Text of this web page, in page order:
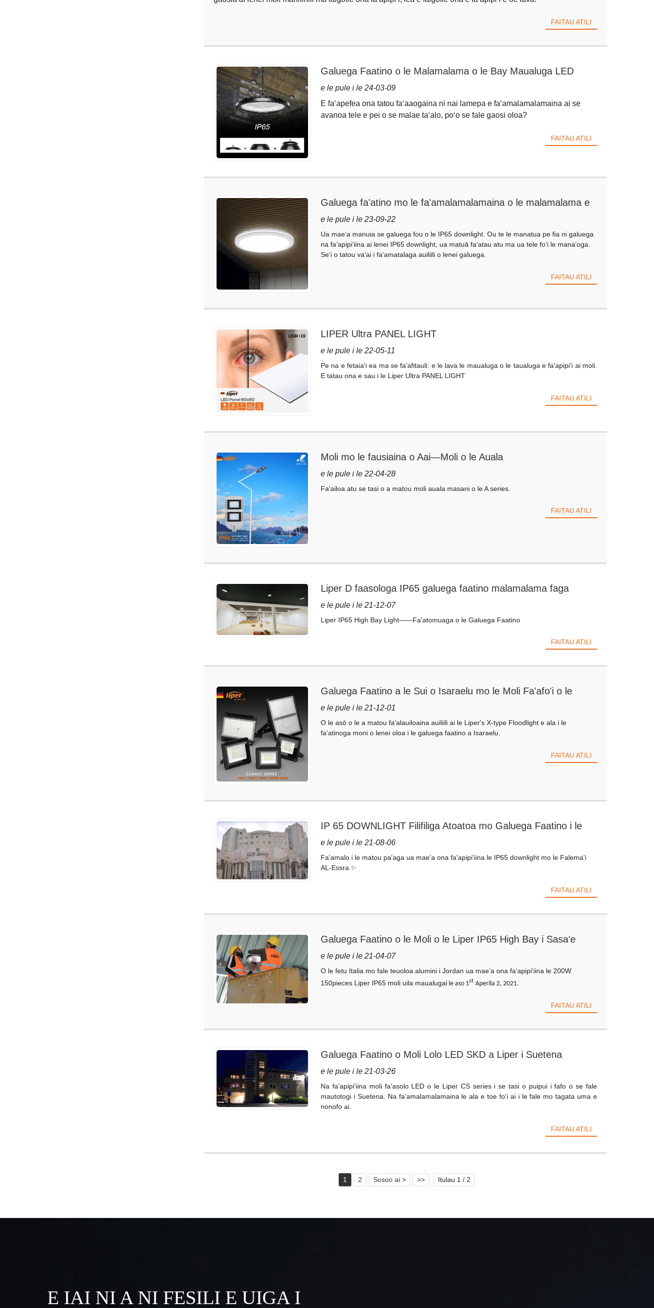
FAITAU ATILI
Galuega Faatino o le Malamalama o le Bay Maualuga LED
Faasologa BS
e le pule i le 24-03-09
E faʻapefea ona tatou faʻaaogaina ni nai lamepa e faʻamalamalamaina ai se
avanoa tele e pei o se malae taʻalo, poʻo se fale gaosi oloa?
FAITAU ATILI
Galuega fa'atino mo le fa'amalamalamaina o le malamalama e
le susu i le IP65
e le pule i le 23-09-22
Ua maeʻa manuia se galuega fou o le IP65 downlight. Ou te le manatua pe fia ni galuega
na faʻapipiʻiina ai lenei IP65 downlight, ua matuā faʻatau atu ma ua tele foʻi le manaʻoga.
Seʻi o tatou vaʻai i faʻamatalaga auiliili o lenei galuega.
FAITAU ATILI
LIPER Ultra PANEL LIGHT
e le pule i le 22-05-11
Pe na e fetaia'i ea ma se fa'afitauli: e le lava le maualuga o le taualuga e fa'apipi'i ai moli.
E tatau ona e sau i le Liper Ultra PANEL LIGHT
FAITAU ATILI
Moli mo le fausiaina o Aai—Moli o le Auala
e le pule i le 22-04-28
Fa'ailoa atu se tasi o a matou moli auala masani o le A series.
FAITAU ATILI
Liper D faasologa IP65 galuega faatino malamalama faga
maualuga
e le pule i le 21-12-07
Liper IP65 High Bay Light——Fa'atomuaga o le Galuega Faatino
FAITAU ATILI
Galuega Faatino a le Sui o Isaraelu mo le Moli Fa'afo'i o le
Ituaiga X
e le pule i le 21-12-01
O le asō o le a matou faʻalauiloaina auiliili ai le Liper's X-type Floodlight e ala i le
faʻatinoga moni o lenei oloa i le galuega faatino a Isaraelu.
FAITAU ATILI
IP 65 DOWNLIGHT Filifiliga Atoatoa mo Galuega Faatino i le
Lotoa o Paka
e le pule i le 21-08-06
Fa'amalo i le matou pa'aga ua mae'a ona fa'apipi'iina le IP65 downlight mo le Falema'i
AL-Essra.✨
FAITAU ATILI
Galuega Faatino o le Moli o le Liper IP65 High Bay i Sasaʻe
Tutotonu
e le pule i le 21-04-07
O le fetu Italia mo fale teuoloa alumini i Jordan ua maeʻa ona faʻapipiʻiina le 200W
150pieces Liper IP65 moli uila maualugai le aso 1st Aperila 2, 2021.
FAITAU ATILI
Galuega Faatino o Moli Lolo LED SKD a Liper i Suetena
e le pule i le 21-03-26
Na fa'apipi'iina moli fa'asolo LED o le Liper CS series i se tasi o puipui i fafo o se fale
mautotogi i Suetena. Na fa'amalamalamaina le ala e toe fo'i ai i le fale mo tagata uma e
nonofo ai.
FAITAU ATILI
1 2 Sosoo ai > >> Itulau 1 / 2
E IAI NI A NI FESILI E UIGA I